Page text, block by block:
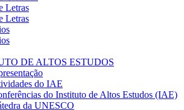
Letras
Letras
DE ALTOS ESTUDOS
do IAE
do Instituto de Altos Estudos (IAE)
da UNESCO